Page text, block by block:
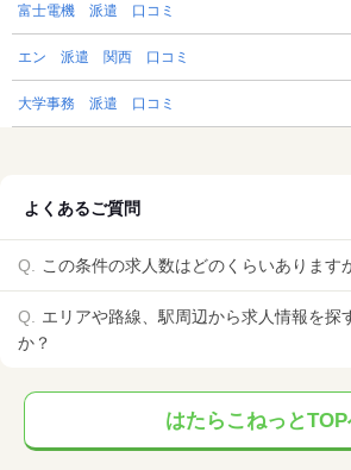
富士電機 派遣 口コミ
エン 派遣 関西 口コミ
大学事務 派遣 口コミ
よくあるご質問
この条件の求人数はどのくらいあります
エリアや路線、駅周辺から求人情報を探
か？
はたらこねっと